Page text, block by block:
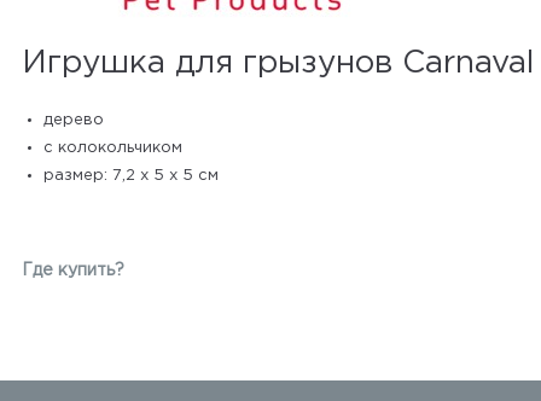
Игрушка для грызунов Carnaval
дерево
с колокольчиком
размер: 7,2 х 5 х 5 см
Где купить?